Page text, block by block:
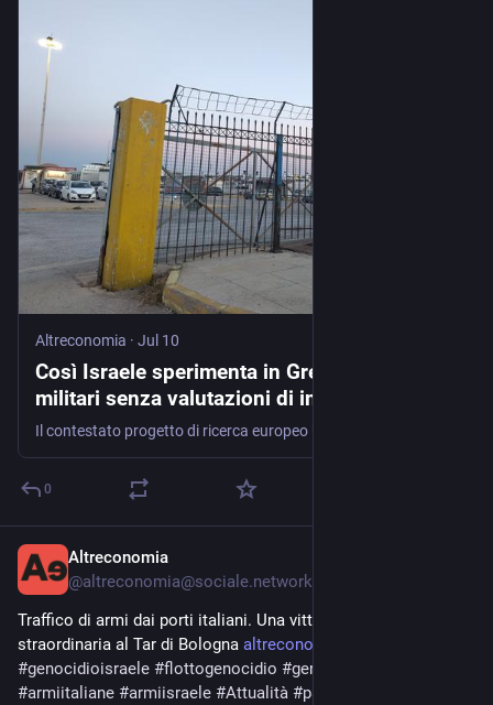
Altreconomia · Jul 10
Così Israele sperimenta in Grecia tecnologie
militari senza valutazioni di impatto
ambientale
0
Altreconomia
@altreconomia@sociale.network
Traffico di armi dai porti italiani. Una vittoria parziale ma
straordinaria al Tar di Bologna altreconomia.it/traffico-armi-
#genocidioisraele #flottogenocidio #genocidiogaza
#armiitaliane #armiisraele #Attualità #palestina